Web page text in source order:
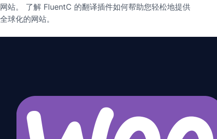
网站。 了解 FluentC 的翻译插件如何帮助您轻松地提供
全球化的网站。